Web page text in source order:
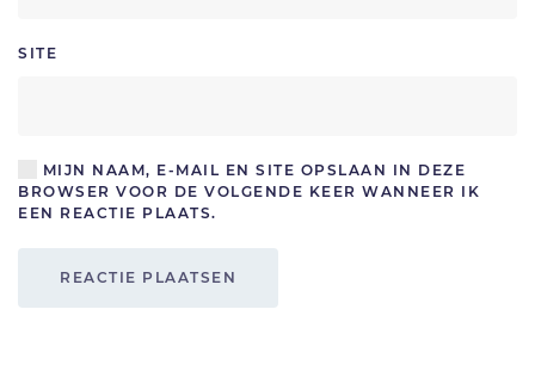
SITE
MIJN NAAM, E-MAIL EN SITE OPSLAAN IN DEZE
BROWSER VOOR DE VOLGENDE KEER WANNEER IK
EEN REACTIE PLAATS.
REACTIE PLAATSEN